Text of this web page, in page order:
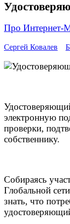
Про Интернет-
Сергей Ковалев
электронную
проверки,
собственнику.
Собираясь
Глобальной
знать, что